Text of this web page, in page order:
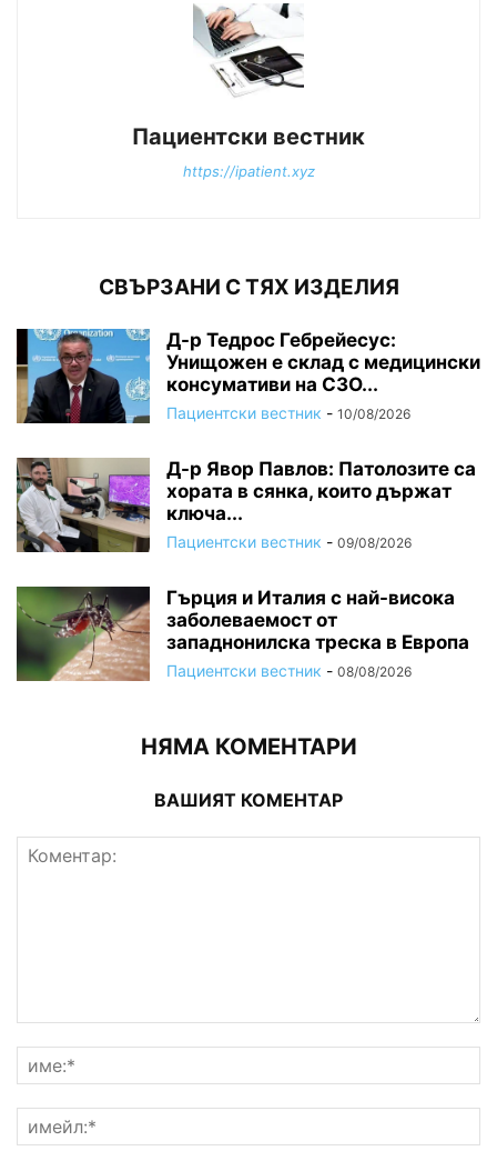
Пациентски вестник
https://ipatient.xyz
СВЪРЗАНИ С ТЯХ ИЗДЕЛИЯ
Д-р Тедрос Гебрейесус:
Унищожен е склад с медицински
консумативи на СЗО...
Пациентски вестник - 10/08/2026
Д-р Явор Павлов: Патолозите са
хората в сянка, които държат
ключа...
Пациентски вестник - 09/08/2026
Гърция и Италия с най-висока
заболеваемост от
западнонилска треска в Европа
Пациентски вестник - 08/08/2026
НЯМА КОМЕНТАРИ
ВАШИЯТ КОМЕНТАР